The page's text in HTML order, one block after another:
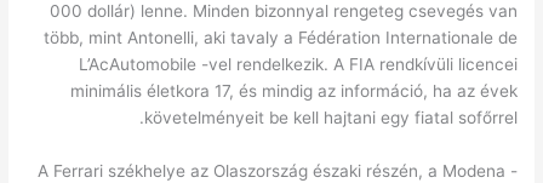
000 dollár) lenne. Minden bizonnyal rengeteg csevegés van
több, mint Antonelli, aki tavaly a Fédération Internationale de
L’AcAutomobile -vel rendelkezik. A FIA rendkívüli licencei
minimális életkora 17, és mindig az információ, ha az évek
követelményeit be kell hajtani egy fiatal sofőrrel.
A Ferrari székhelye az Olaszország északi részén, a Modena -